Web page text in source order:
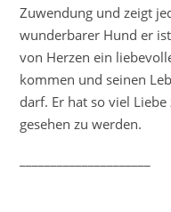
Zuwendung und zeigt
wunderbarer Hund er
von Herzen ein
kommen und seinen
darf. Er hat so viel
gesehen zu werden.